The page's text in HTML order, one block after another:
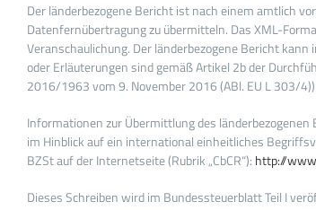
Der länderbezogene Bericht ist nach einem amtlich
Datenfernübertragung zu übermitteln. Das XML-
Veranschaulichung. Der länderbezogene Bericht
oder Erläuterungen sind gemäß Artikel 2b der
2016/1963 vom 9. November 2016 (ABl. EU L 303/
Informationen zur Übermittlung des
im Hinblick auf ein international einheitliches
BZSt auf der Internetseite (Rubrik „CbCR“): http://
Dieses Schreiben wird im Bundessteuerblatt Teil I